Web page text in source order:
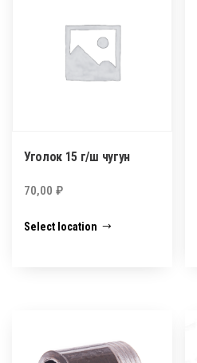
Уголок 15 г/ш чугун
70,00 ₽
Select location